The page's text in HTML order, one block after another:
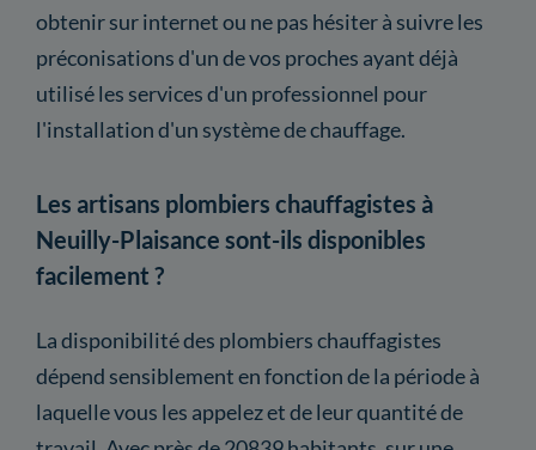
obtenir sur internet ou ne pas hésiter à suivre les
préconisations d'un de vos proches ayant déjà
utilisé les services d'un professionnel pour
l'installation d'un système de chauffage.
Les artisans plombiers chauffagistes à
Neuilly-Plaisance sont-ils disponibles
facilement ?
La disponibilité des plombiers chauffagistes
dépend sensiblement en fonction de la période à
laquelle vous les appelez et de leur quantité de